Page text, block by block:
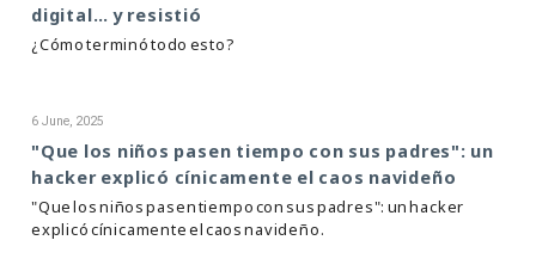
digital… y resistió
¿Cómo terminó todo esto?
6 June, 2025
"Que los niños pasen tiempo con sus padres": un
hacker explicó cínicamente el caos navideño
"Que los niños pasen tiempo con sus padres": un hacker
explicó cínicamente el caos navideño.